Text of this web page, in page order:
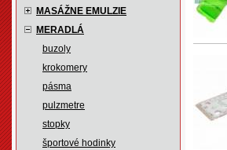
MASÁŽNE EMULZIE
MERADLÁ
buzoly
krokomery
pásma
pulzmetre
stopky
športové hodinky